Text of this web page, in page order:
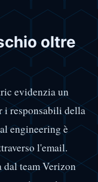
oltre
evidenzia un
i responsabili della
engineering è
l'email.
dal team Verizon